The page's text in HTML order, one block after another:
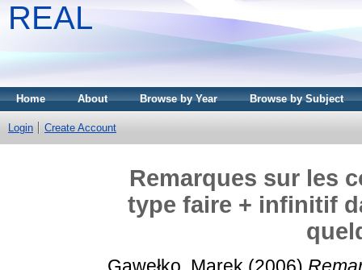
REAL
Home About Browse by Year Browse by Subject
Login Create Account
Remarques sur les
type faire + infinitif
Gawełko, Marek (2006)